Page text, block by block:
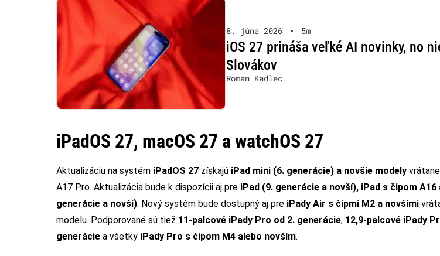
8. júna 2026 • 5m
iOS 27 prináša veľké AI novinky, no
Slovákov
Roman Kadlec
iPadOS 27, macOS 27 a watchOS 27
Aktualizáciu na systém iPadOS 27 získajú iPad mini (6. generácie) a novšie modely
A17 Pro. Aktualizácia bude k dispozícii aj pre iPad (9. generácie a novší), iPad s čipom A16
generácie a novší). Nový systém bude dostupný aj pre iPady Air s čipmi M2 a novšími
modelu. Podporované sú tiež 11-palcové iPady Pro od 2. generácie, 12,9-palcové iPady
generácie a všetky iPady Pro s čipom M4 alebo novším.